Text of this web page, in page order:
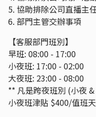
5. 協助排除公司直播主
6. 部門主管交辦事項
【客服部門班別】
早班: 08:00 - 17:00
小夜班: 17:00 - 02:00
大夜班: 23:00 - 08:00
** 凡是跨夜班別 (小夜
小夜班津貼 $400/值班